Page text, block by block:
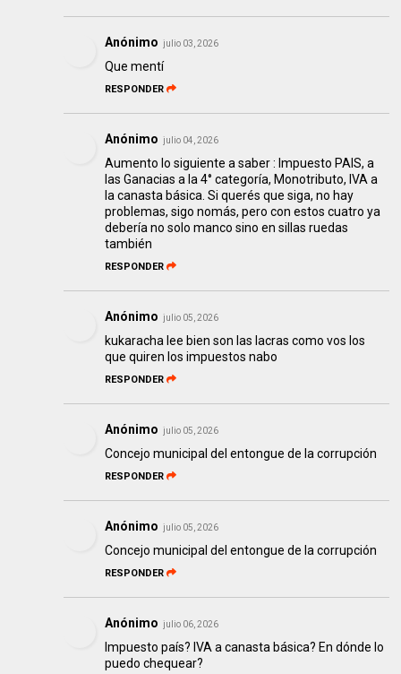
Anónimo julio 03, 2026
Que mentí
RESPONDER
Anónimo julio 04, 2026
Aumento lo siguiente a saber : Impuesto PAIS, a
las Ganacias a la 4° categoría, Monotributo, IVA a
la canasta básica. Si querés que siga, no hay
problemas, sigo nomás, pero con estos cuatro ya
debería no solo manco sino en sillas ruedas
también
RESPONDER
Anónimo julio 05, 2026
kukaracha lee bien son las lacras como vos los
que quiren los impuestos nabo
RESPONDER
Anónimo julio 05, 2026
Concejo municipal del entongue de la corrupción
RESPONDER
Anónimo julio 05, 2026
Concejo municipal del entongue de la corrupción
RESPONDER
Anónimo julio 06, 2026
Impuesto país? IVA a canasta básica? En dónde lo
puedo chequear?